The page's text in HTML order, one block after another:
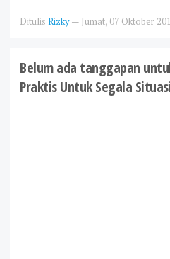
Ditulis Rizky— Jumat, 07 Oktober
Belum ada tanggapan
Praktis Untuk Segala